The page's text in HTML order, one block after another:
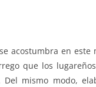
acostumbra en este
que los
Del mismo modo,